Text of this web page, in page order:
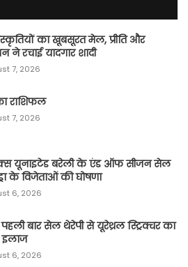
का खूबसूरत मेल, प्रीति और
ने रचाई यादगार शादी
7, 2026
राशिफल
7, 2026
यूनाइटेड बरेली के एंड ऑफ सीजन सेल
के विजेताओं की घोषणा
6, 2026
बार सेल थेरेपी से यूरेथ्रल स्ट्रिक्चर का
6, 2026